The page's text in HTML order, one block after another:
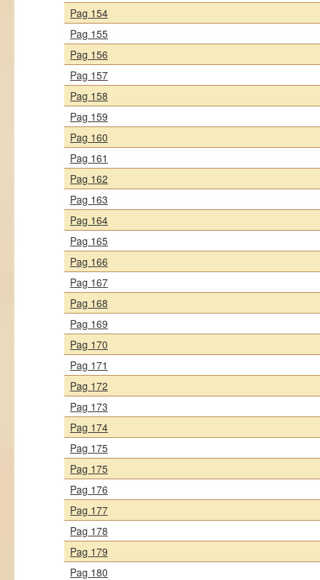
Pag 154
Pag 155
Pag 156
Pag 157
Pag 158
Pag 159
Pag 160
Pag 161
Pag 162
Pag 163
Pag 164
Pag 165
Pag 166
Pag 167
Pag 168
Pag 169
Pag 170
Pag 171
Pag 172
Pag 173
Pag 174
Pag 175
Pag 175
Pag 176
Pag 177
Pag 178
Pag 179
Pag 180